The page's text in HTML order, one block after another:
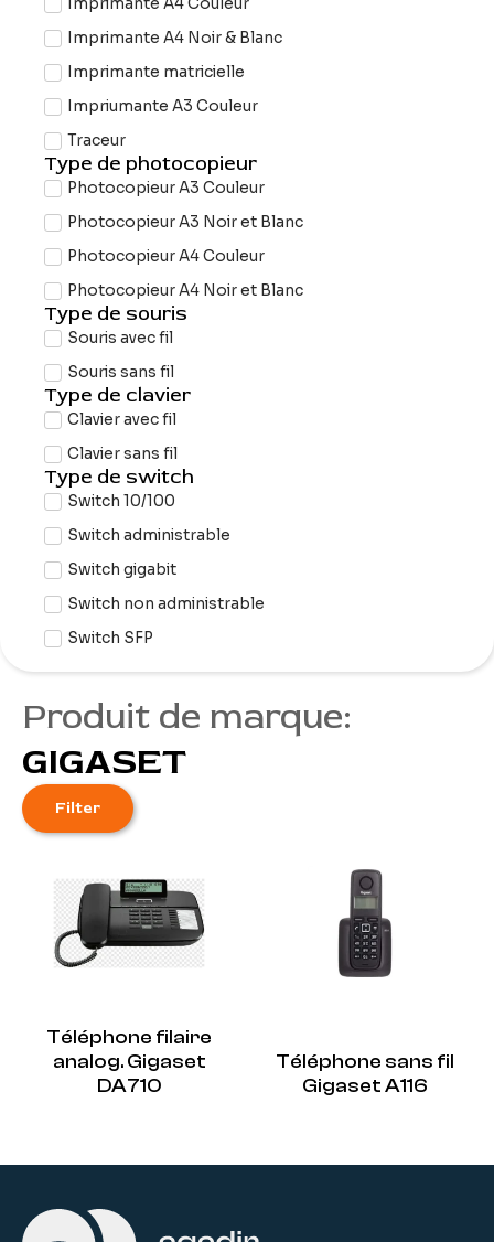
Imprimante A4 Couleur
Imprimante A4 Noir & Blanc
Imprimante matricielle
Impriumante A3 Couleur
Traceur
Type de photocopieur
Photocopieur A3 Couleur
Photocopieur A3 Noir et Blanc
Photocopieur A4 Couleur
Photocopieur A4 Noir et Blanc
Type de souris
Souris avec fil
Souris sans fil
Type de clavier
Clavier avec fil
Clavier sans fil
Type de switch
Switch 10/100
Switch administrable
Switch gigabit
Switch non administrable
Switch SFP
Produit de marque:
GIGASET
Filter
Téléphone filaire
analog. Gigaset
DA710
Téléphone sans fil
Gigaset A116